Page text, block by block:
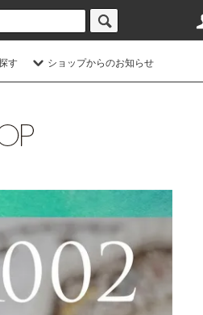
す ショップからのお知らせ